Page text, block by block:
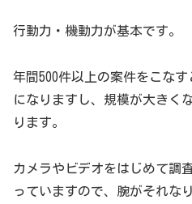
行動力・機動力が基本です。
年間500件以上の案件をこな
になりますし、規模が大きく
ります。
カメラやビデオをはじめて調
っていますので、腕がそれな